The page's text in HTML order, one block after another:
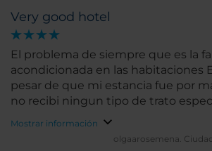
Very good hotel
El problema de siempre que es la
acondicionada en las habitaciones Ell personal, a
pesar de que mi estancia fue por
no recibi ningun tipo de trato
Mostrar información
olgaarosemena.